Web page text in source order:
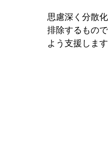
思慮深く分散
排除するもの
よう支援します